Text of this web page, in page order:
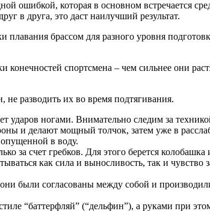
ошибкой, которая в основном встречается
в друга, это даст наилучший результат.
брассом для разного уровня
конечностей спортсмена – чем сильнее они
разводить их во время подтягивания.
ударов ногами. Внимательно следим за
и делают мощный толчок, затем уже в
в воду.
за счет гребков. Для этого берется
как сила и выносливость, так и
были согласованы между собой и
“баттерфляй” (“дельфин”), а руками при